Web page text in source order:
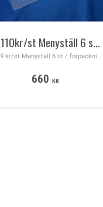
A3 110kr/st Menyställ 6 st/fp
A3 99 kr/st Menyställ 6 st / förpackning
660 KR